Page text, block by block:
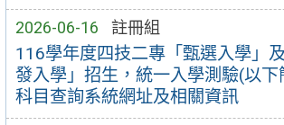
2026-06-16 註冊組
116學年度四技二專「甄選入學」
發入學」招生，統一入學測驗(以
科目查詢系統網址及相關資訊